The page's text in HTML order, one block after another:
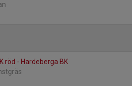
röd - Hardeberga BK